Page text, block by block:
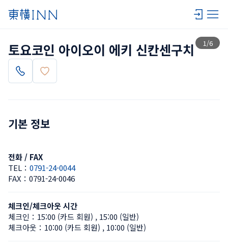
1 /6
목록 보기
토요코인 아이오이 에키 신칸센구치
기본 정보
전화 / FAX
TEL： 0791-24-0044
FAX： 0791-24-0046
체크인/체크아웃 시간
체크인： 15:00 (카드 회원) , 15:00 (일반)
체크아웃： 10:00 (카드 회원) , 10:00 (일반)